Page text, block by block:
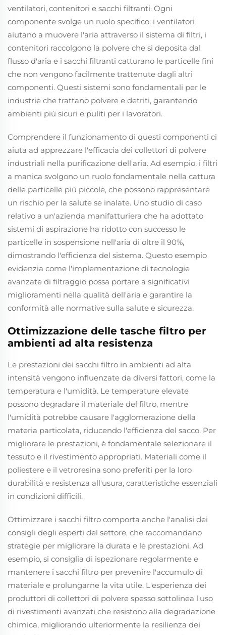
ventilatori, contenitori e sacchi filtranti. Ogni
componente svolge un ruolo specifico: i ventilatori
aiutano a muovere l'aria attraverso il sistema di filtri, i
contenitori raccolgono la polvere che si deposita dal
flusso d'aria e i sacchi filtranti catturano le particelle fini
che non vengono facilmente trattenute dagli altri
componenti. Questi sistemi sono fondamentali per le
industrie che trattano polvere e detriti, garantendo
ambienti più sicuri e puliti per i lavoratori.
Comprendere il funzionamento di questi componenti ci
aiuta ad apprezzare l'efficacia dei collettori di polvere
industriali nella purificazione dell'aria. Ad esempio, i filtri
a manica svolgono un ruolo fondamentale nella cattura
delle particelle più piccole, che possono rappresentare
un rischio per la salute se inalate. Uno studio di caso
relativo a un'azienda manifatturiera che ha adottato
sistemi di aspirazione ha ridotto con successo le
particelle in sospensione nell'aria di oltre il 90%,
dimostrando l'efficienza del sistema. Questo esempio
evidenzia come l'implementazione di tecnologie
avanzate di filtraggio possa portare a significativi
miglioramenti nella qualità dell'aria e garantire la
conformità alle normative sulla salute e sicurezza.
Ottimizzazione delle tasche filtro per
ambienti ad alta resistenza
Le prestazioni dei sacchi filtro in ambienti ad alta
intensità vengono influenzate da diversi fattori, come la
temperatura e l'umidità. Le temperature elevate
possono degradare il materiale del filtro, mentre
l'umidità potrebbe causare l'agglomerazione della
materia particolata, riducendo l'efficienza del sacco. Per
migliorare le prestazioni, è fondamentale selezionare il
tessuto e il rivestimento appropriati. Materiali come il
poliestere e il vetroresina sono preferiti per la loro
durabilità e resistenza all'usura, caratteristiche essenziali
in condizioni difficili.
Ottimizzare i sacchi filtro comporta anche l'analisi dei
consigli degli esperti del settore, che raccomandano
strategie per migliorare la durata e le prestazioni. Ad
esempio, si consiglia di ispezionare regolarmente e
mantenere i sacchi filtro per prevenire l'accumulo di
materiale e prolungarne la vita utile. L'esperienza dei
produttori di collettori di polvere spesso sottolinea l'uso
di rivestimenti avanzati che resistono alla degradazione
chimica, migliorando ulteriormente la resilienza dei